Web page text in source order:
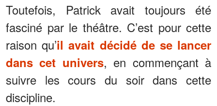
Toutefois, Patrick avait toujours été
fasciné par le théâtre. C’est pour cette
raison qu’il avait décidé de se lancer
dans cet univers, en commençant à
suivre les cours du soir dans cette
discipline.